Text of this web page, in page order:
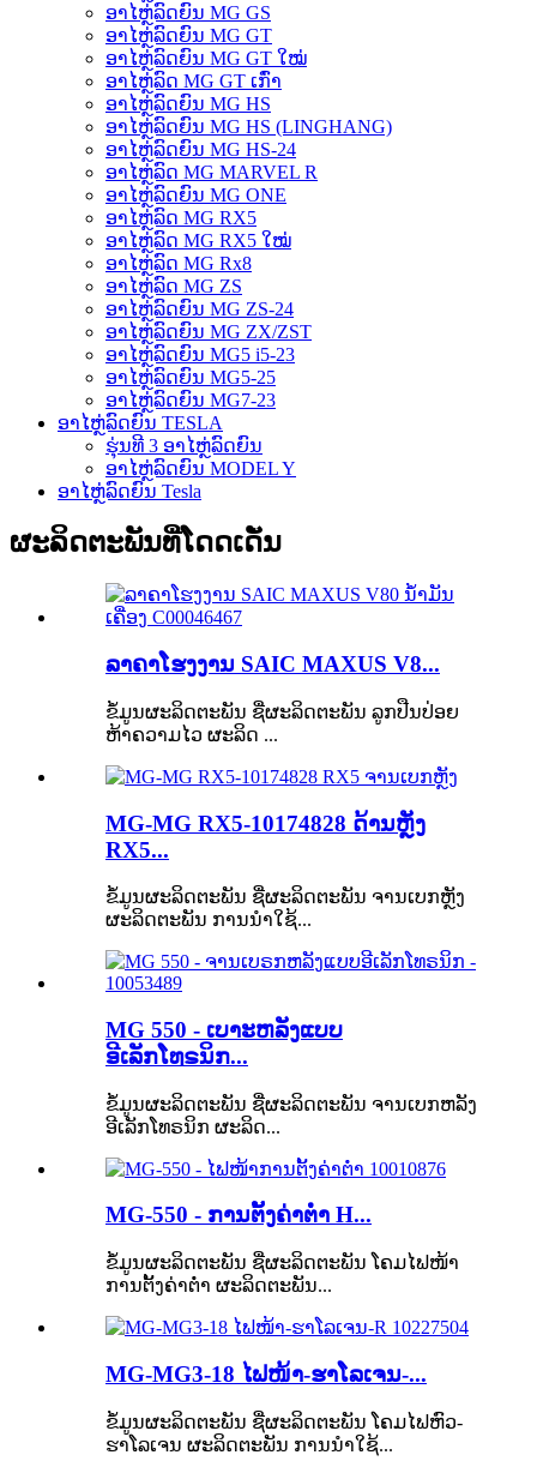
ອາໄຫຼ່ລົດຍົນ MG GS
ອາໄຫຼ່ລົດຍົນ MG GT
ອາໄຫຼ່ລົດຍົນ MG GT ໃໝ່
ອາໄຫຼ່ລົດ MG GT ເກົ່າ
ອາໄຫຼ່ລົດຍົນ MG HS
ອາໄຫຼ່ລົດຍົນ MG HS (LINGHANG)
ອາໄຫຼ່ລົດຍົນ MG HS-24
ອາໄຫຼ່ລົດ MG MARVEL R
ອາໄຫຼ່ລົດຍົນ MG ONE
ອາໄຫຼ່ລົດ MG RX5
ອາໄຫຼ່ລົດ MG RX5 ໃໝ່
ອາໄຫຼ່ລົດ MG Rx8
ອາໄຫຼ່ລົດ MG ZS
ອາໄຫຼ່ລົດຍົນ MG ZS-24
ອາໄຫຼ່ລົດຍົນ MG ZX/ZST
ອາໄຫຼ່ລົດຍົນ MG5 i5-23
ອາໄຫຼ່ລົດຍົນ MG5-25
ອາໄຫຼ່ລົດຍົນ MG7-23
ອາໄຫຼ່ລົດຍົນ TESLA
ຮຸ່ນທີ 3 ອາໄຫຼ່ລົດຍົນ
ອາໄຫຼ່ລົດຍົນ MODEL Y
ອາໄຫຼ່ລົດຍົນ Tesla
ຜະລິດຕະພັນທີ່ໂດດເດັ່ນ
ລາຄາໂຮງງານ SAIC MAXUS V8...
ຂໍ້ມູນຜະລິດຕະພັນ ຊື່ຜະລິດຕະພັນ ລູກປືນປ່ອຍ
ຫ້າຄວາມໄວ ຜະລິດ ...
MG-MG RX5-10174828 ດ້ານຫຼັງ
RX5...
ຂໍ້ມູນຜະລິດຕະພັນ ຊື່ຜະລິດຕະພັນ ຈານເບກຫຼັງ
ຜະລິດຕະພັນ ການນຳໃຊ້...
MG 550 - ເບາະຫລັງແບບ
ອີເລັກໂທຣນິກ...
ຂໍ້ມູນຜະລິດຕະພັນ ຊື່ຜະລິດຕະພັນ ຈານເບກຫລັງ
ອີເລັກໂທຣນິກ ຜະລິດ...
MG-550 - ການຕັ້ງຄ່າຕ່ຳ H...
ຂໍ້ມູນຜະລິດຕະພັນ ຊື່ຜະລິດຕະພັນ ໂຄມໄຟໜ້າ
ການຕັ້ງຄ່າຕ່ຳ ຜະລິດຕະພັນ...
MG-MG3-18 ໄຟໜ້າ-ຮາໂລເຈນ-...
ຂໍ້ມູນຜະລິດຕະພັນ ຊື່ຜະລິດຕະພັນ ໂຄມໄຟຫົວ-
ຮາໂລເຈນ ຜະລິດຕະພັນ ການນຳໃຊ້...